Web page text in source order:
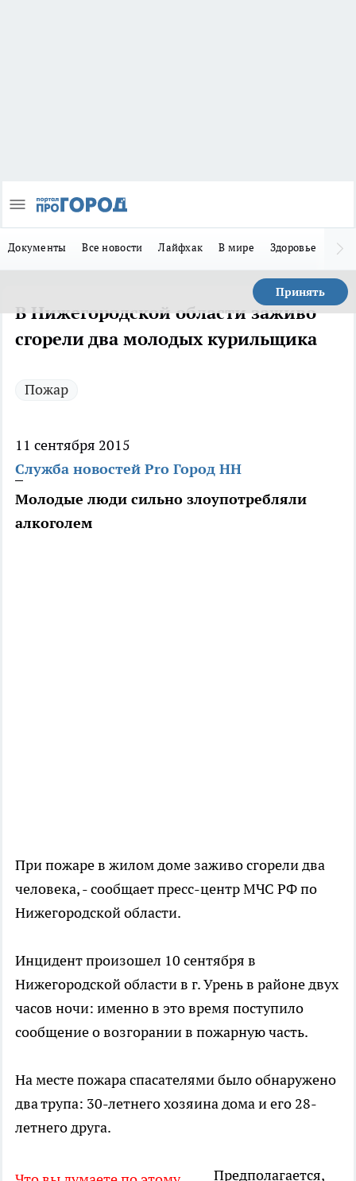
Документы Все новости Лайфхак В мире Здоровье
Принять
В Нижегородской области заживо
сгорели два молодых курильщика
Пожар
11 сентября 2015
Служба новостей Pro Город НН
Молодые люди сильно злоупотребляли
алкоголем
При пожаре в жилом доме заживо сгорели два
человека, - сообщает пресс-центр МЧС РФ по
Нижегородской области.
Инцидент произошел 10 сентября в
Нижегородской области в г. Урень в районе двух
часов ночи: именно в это время поступило
сообщение о возгорании в пожарную часть.
На месте пожара спасателями было обнаружено
два трупа: 30-летнего хозяина дома и его 28-
летнего друга.
Предполагается,